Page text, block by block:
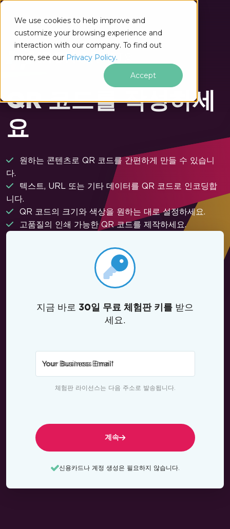
We use cookies to help improve and
customize your browsing experience and
interaction with our company. To find out
more, see our Privacy Policy.
Accept
푸터 콘텐츠로 바로가기
.NET용
QR 코드를 작성하세
요
원하는 콘텐츠로 QR 코드를 간편하게 만들 수 있습니
다.
텍스트, URL 또는 기타 데이터를 QR 코드로 인코딩합
니다.
QR 코드의 크기와 색상을 원하는 대로 설정하세요.
고품질의 인쇄 가능한 QR 코드를 제작하세요.
지금 바로 30일 무료 체험판 키를 받으
세요.
Your Business Email*
체험판 라이선스는 다음 주소로 발송됩니다.
계속
신용카드나 계정 생성은 필요하지 않습니다.